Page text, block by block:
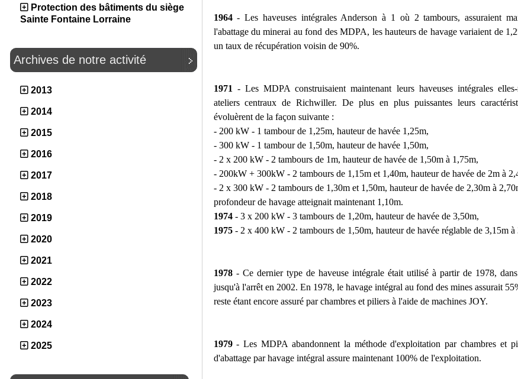
Protection des bâtiments du siège
Sainte Fontaine Lorraine
Archives de notre activité
2013
2014
2015
2016
2017
2018
2019
2020
2021
2022
2023
2024
2025
1964- Les haveuses intégrales Anderson à 1 où 2 tambours, assuraient
l'abattage du minerai au fond des MDPA, les hauteurs de havage variaient de
un taux de récupération voisin de 90%.
1971 - Les MDPA construisaient maintenant leurs haveuses intégrales
ateliers centraux de Richwiller. De plus en plus puissantes leurs
évoluèrent de la façon suivante :
- 200 kW - 1 tambour de 1,25m, hauteur de havée 1,25m,
- 300 kW - 1 tambour de 1,50m, hauteur de havée 1,50m,
- 2 x 200 kW - 2 tambours de 1m, hauteur de havée de 1,50m à 1,75m,
- 200kW + 300kW - 2 tambours de 1,15m et 1,40m, hauteur de havée de 2m à
- 2 x 300 kW - 2 tambours de 1,30m et 1,50m, hauteur de havée de 2,30m à
profondeur de havage atteignait maintenant 1,10m.
1974 - 3 x 200 kW - 3 tambours de 1,20m, hauteur de havée de 3,50m,
1975 - 2 x 400 kW - 2 tambours de 1,50m, hauteur de havée réglable de 3,15m à
1978- Ce dernier type de haveuse intégrale était utilisé à partir de 1978,
jusqu'à l'arrêt en 2002. En 1978, le havage intégral au fond des mines assurait
reste étant encore assuré par chambres et piliers à l'aide de machines JOY.
1979- Les MDPA abandonnent la méthode d'exploitation par chambres et
d'abattage par havage intégral assure maintenant 100% de l'exploitation.